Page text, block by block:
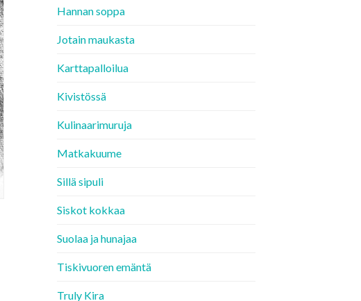
Hannan soppa
Jotain maukasta
Karttapalloilua
Kivistössä
Kulinaarimuruja
Matkakuume
Sillä sipuli
Siskot kokkaa
Suolaa ja hunajaa
Tiskivuoren emäntä
Truly Kira